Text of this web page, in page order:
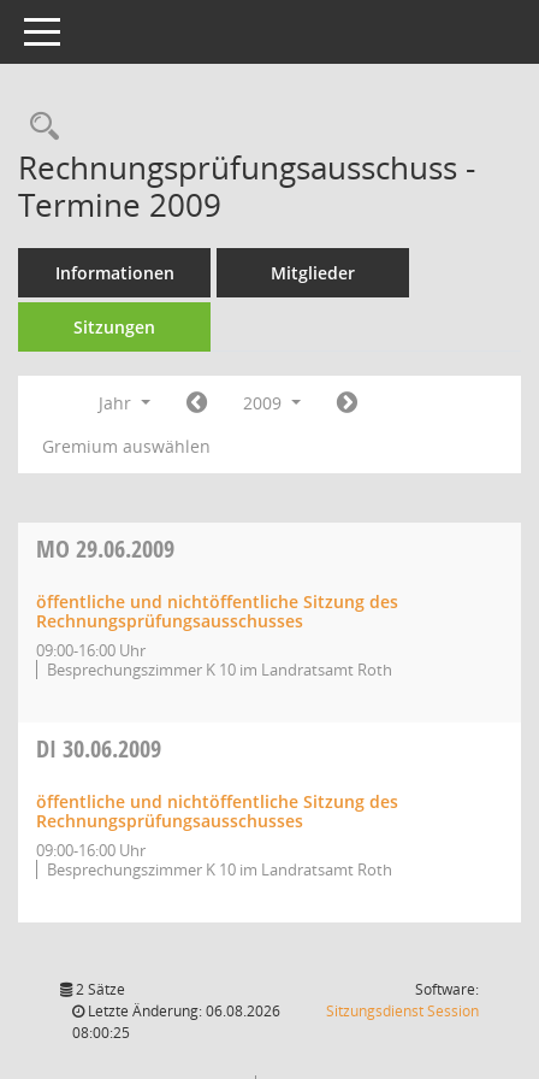
Toggle navigation
Rechercheauswahl
Rechnungsprüfungsausschuss -
Termine 2009
Informationen Mitglieder
Sitzungen
Jahr
2009
Gremium auswählen
MO 29.06.2009
öffentliche und nichtöffentliche Sitzung des
Rechnungsprüfungsausschusses
09:00-16:00 Uhr
Besprechungszimmer K 10 im Landratsamt Roth
DI 30.06.2009
öffentliche und nichtöffentliche Sitzung des
Rechnungsprüfungsausschusses
09:00-16:00 Uhr
Besprechungszimmer K 10 im Landratsamt Roth
2 Sätze
Letzte Änderung: 06.08.2026
08:00:25
Software:
SitzungsdienstSession(Wird in